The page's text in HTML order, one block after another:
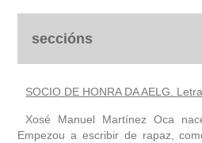
seccións
autobiografía
obra
SOCIO DE HONRA DA AELG.
Xosé Manuel Martínez Oca
Empezou a escribir de rapaz,